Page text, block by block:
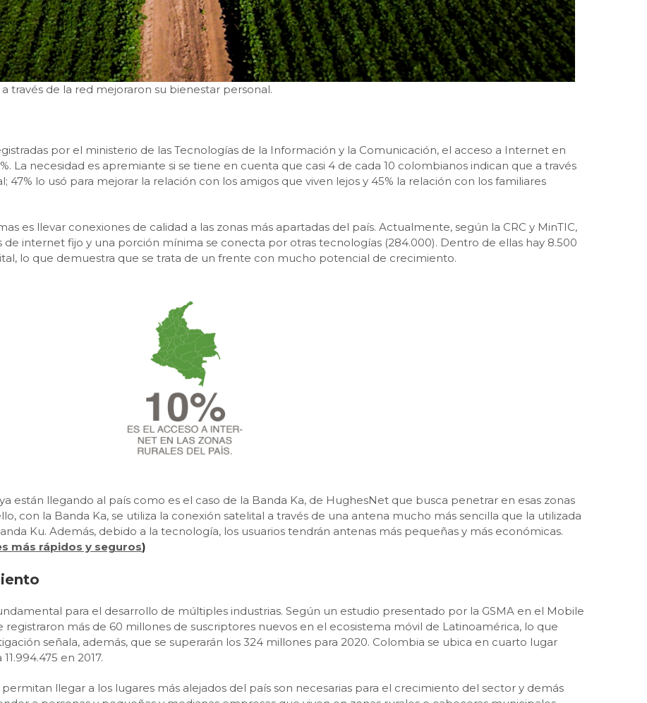
través de la red mejoraron su bienestar personal.
por el ministerio de las Tecnologías de la Información y la Comunicación, el acceso a Internet en
La necesidad es apremiante si se tiene en cuenta que casi 4 de cada 10 colombianos indican que a través
47% lo usó para mejorar la relación con los amigos que viven lejos y 45% la relación con los familiares
es llevar conexiones de calidad a las zonas más apartadas del país. Actualmente, según la CRC y MinTIC,
de internet fijo y una porción mínima se conecta por otras tecnologías (284.000). Dentro de ellas hay 8.500
lo que demuestra que se trata de un frente con mucho potencial de crecimiento.
están llegando al país como es el caso de la Banda Ka, de HughesNet que busca penetrar en esas zonas
con la Banda Ka, se utiliza la conexión satelital a través de una antena mucho más sencilla que la utilizada
Ku. Además, debido a la tecnología, los usuarios tendrán antenas más pequeñas y más económicas.
más rápidos y seguros)
para el desarrollo de múltiples industrias. Según un estudio presentado por la GSMA en el Mobile
registraron más de 60 millones de suscriptores nuevos en el ecosistema móvil de Latinoamérica, lo que
señala, además, que se superarán los 324 millones para 2020. Colombia se ubica en cuarto lugar
en 2017.
llegar a los lugares más alejados del país son necesarias para el crecimiento del sector y demás